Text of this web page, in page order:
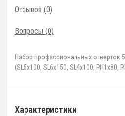
Отзывов (0)
Вопросы (0)
Набор профессиональных отверток
(SL5x100, SL6x150, SL4x100, PH1x80,
Характеристики